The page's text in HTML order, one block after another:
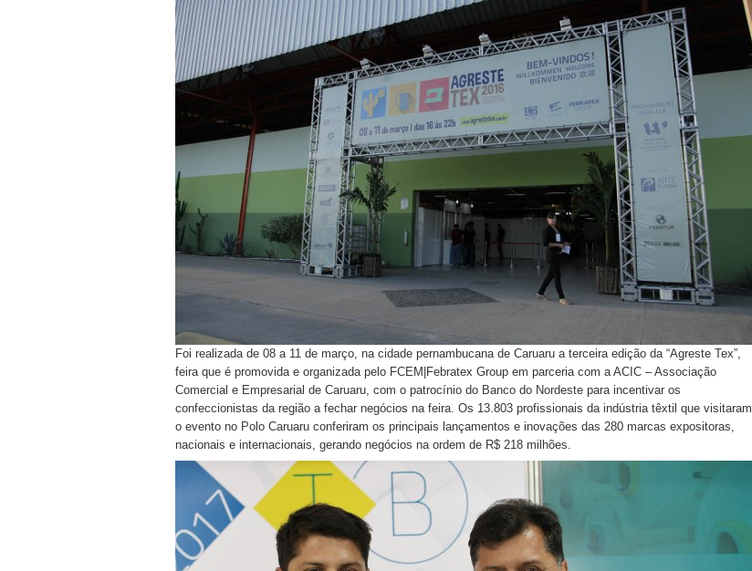
Foi realizada de 08 a 11 de março, na cidade pernambucana de Caruaru a terceira edição da “Agreste Tex”,
feira que é promovida e organizada pelo FCEM|Febratex Group em parceria com a ACIC – Associação
Comercial e Empresarial de Caruaru, com o patrocínio do Banco do Nordeste para incentivar os
confeccionistas da região a fechar negócios na feira. Os 13.803 profissionais da indústria têxtil que visitaram
o evento no Polo Caruaru conferiram os principais lançamentos e inovações das 280 marcas expositoras,
nacionais e internacionais, gerando negócios na ordem de R$ 218 milhões.